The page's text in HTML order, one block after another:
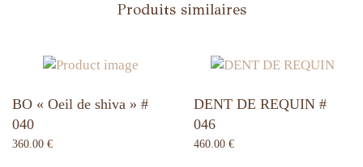
Produits similaires
BO « Oeil de shiva » #
040
360.00 €
DENT DE REQUIN #
046
460.00 €